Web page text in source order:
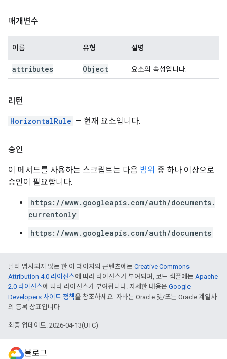
매개변수
이름 유형 설명
attributes Object 요소의 속성입니다.
리턴
HorizontalRule — 현재 요소입니다.
승인
이 메서드를 사용하는 스크립트는 다음 범위 중 하나 이상으로
승인이 필요합니다.
https://www.googleapis.com/auth/documents.
currentonly
https://www.googleapis.com/auth/documents
달리 명시되지 않는 한 이 페이지의 콘텐츠에는 Creative Commons
Attribution 4.0 라이선스에 따라 라이선스가 부여되며, 코드 샘플에는 Apache
2.0 라이선스에 따라 라이선스가 부여됩니다. 자세한 내용은 Google
Developers 사이트 정책을 참조하세요. 자바는 Oracle 및/또는 Oracle 계열사
의 등록 상표입니다.
최종 업데이트: 2026-04-13(UTC)
블로그